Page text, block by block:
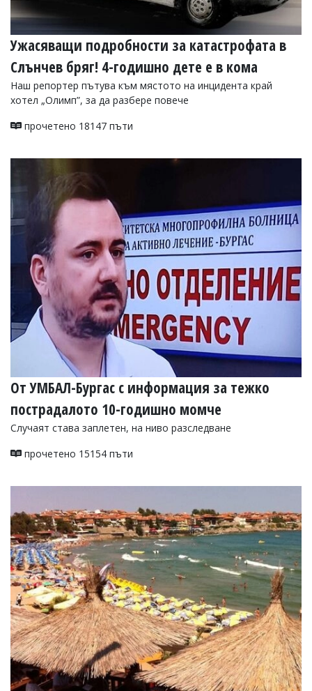
Ужасяващи подробности за катастрофата в
Слънчев бряг! 4-годишно дете е в кома
Наш репортер пътува към мястото на инцидента край
хотел „Олимп”, за да разбере повече
прочетено 18147 пъти
От УМБАЛ-Бургас с информация за тежко
пострадалото 10-годишно момче
Случаят става заплетен, на ниво разследване
прочетено 15154 пъти